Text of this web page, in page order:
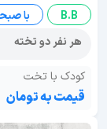
B.B
با
هر نفر دو تخته
کودک با تخت
قیمت به تومان